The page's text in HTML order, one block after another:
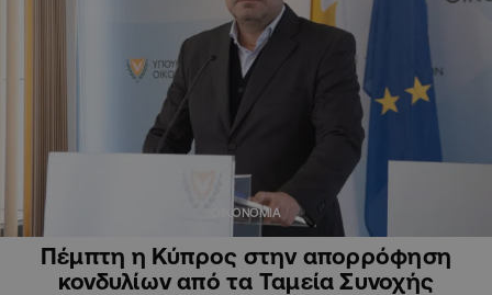
ΟΙΚΟΝΟΜΙΑ
Πέμπτη η Κύπρος στην απορρόφηση
κονδυλίων από τα Ταμεία Συνοχής